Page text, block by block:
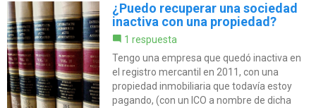
¿Puedo recuperar una sociedad
inactiva con una propiedad?
1 respuesta
Tengo una empresa que quedó inactiva en
el registro mercantil en 2011, con una
propiedad inmobiliaria que todavía estoy
pagando, (con un ICO a nombre de dicha